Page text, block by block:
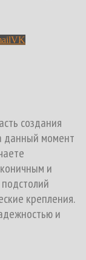
VK
создания
данный момент
и
крепления.
и